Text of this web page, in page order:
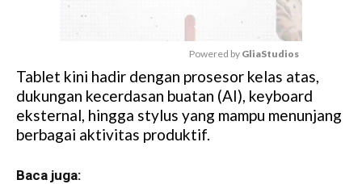
M
u
t
Powered by GliaStudios
Tablet kini hadir dengan prosesor kelas atas,
dukungan kecerdasan buatan (AI), keyboard
eksternal, hingga stylus yang mampu menunjang
berbagai aktivitas produktif.
Baca juga: